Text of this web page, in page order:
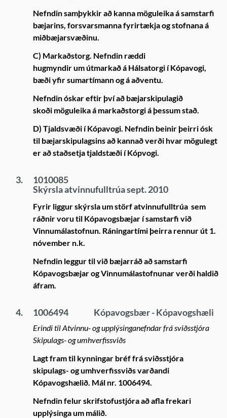
Nefndin samþykkir að kanna möguleika á samstarfi
bæjarins, forsvarsmanna fyrirtækja og stofnana á
miðbæjarsvæðinu.
C) Markaðstorg. Nefndin ræddi
hugmyndir um útmarkað á Hálsatorgi í Kópavogi,
bæði yfir sumartímann og á aðventu.
Nefndin óskar eftir því að bæjarskipulagið
skoði möguleika á markaðstorgi á þessum stað.
D) Tjaldsvæði í Kópavogi. Nefndin beinir þeirri ósk
til bæjarskipulagsins að kannað verði hvar mögulegt
er að staðsetja tjaldstæði í Kópvogi.
3.
1010085
Skýrsla atvinnufulltrúa sept. 2010
Fyrir liggur skýrsla um störf atvinnufulltrúa sem
ráðnir voru til Kópavogsbæjar í samstarfi við
Vinnumálastofnun. Ráningartími þeirra rennur út 1.
nóvember n.k.
Nefndin leggur til við bæjarráð að samstarfi
Kópavogsbæjar og Vinnumálastofnunar verði haldið
áfram.
4. 1006494 Kópavogsbær - Kópavogshæli
Erindi til Atvinnu- og upplýsinganefndar frá sviðsstjóra
Skipulags- og umhverfissviðs
Lagt fram til kynningar bréf frá sviðsstjóra
skipulags- og umhverfissviðs varðandi
Kópavogshælið. Mál nr. 1006494.
Nefndin felur skrifstofustjóra að afla frekari
upplýsinga um málið.